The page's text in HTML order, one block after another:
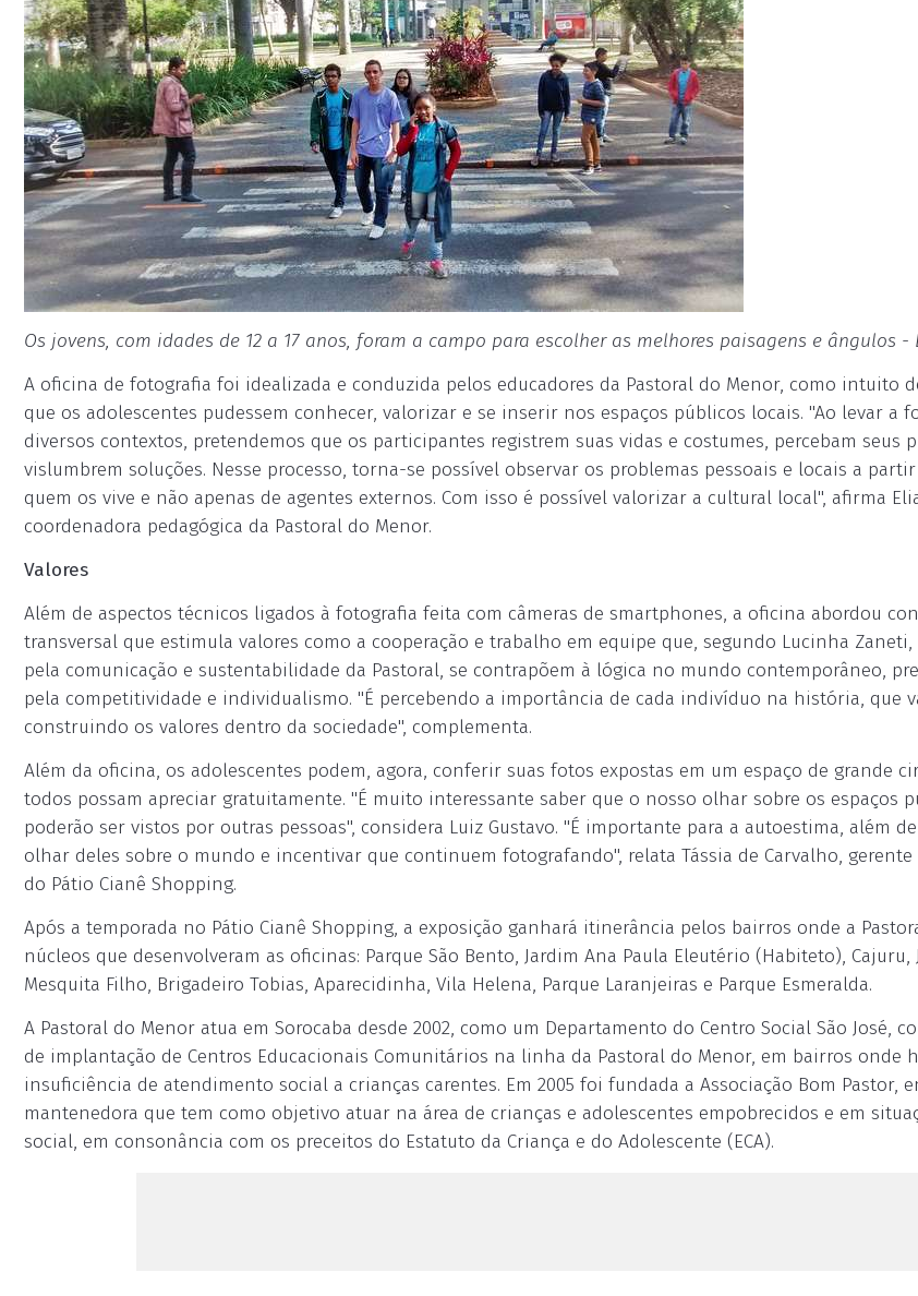
Os jovens, com idades de 12 a 17 anos, foram a campo para escolher as melhores paisagens e ângulos -
A oficina de fotografia foi idealizada e conduzida pelos educadores da Pastoral do Menor, como intuito
que os adolescentes pudessem conhecer, valorizar e se inserir nos espaços públicos locais. "Ao levar a
diversos contextos, pretendemos que os participantes registrem suas vidas e costumes, percebam seus
vislumbrem soluções. Nesse processo, torna-se possível observar os problemas pessoais e locais a
quem os vive e não apenas de agentes externos. Com isso é possível valorizar a cultural local", afirma
coordenadora pedagógica da Pastoral do Menor.
Valores
Além de aspectos técnicos ligados à fotografia feita com câmeras de smartphones, a oficina abordou
transversal que estimula valores como a cooperação e trabalho em equipe que, segundo Lucinha Zaneti,
pela comunicação e sustentabilidade da Pastoral, se contrapõem à lógica no mundo contemporâneo,
pela competitividade e individualismo. "É percebendo a importância de cada indivíduo na história, que
construindo os valores dentro da sociedade", complementa.
Além da oficina, os adolescentes podem, agora, conferir suas fotos expostas em um espaço de grande
todos possam apreciar gratuitamente. "É muito interessante saber que o nosso olhar sobre os espaços
poderão ser vistos por outras pessoas", considera Luiz Gustavo. "É importante para a autoestima, além
olhar deles sobre o mundo e incentivar que continuem fotografando", relata Tássia de Carvalho,
do Pátio Cianê Shopping.
Após a temporada no Pátio Cianê Shopping, a exposição ganhará itinerância pelos bairros onde a
núcleos que desenvolveram as oficinas: Parque São Bento, Jardim Ana Paula Eleutério (Habiteto), Cajuru,
Mesquita Filho, Brigadeiro Tobias, Aparecidinha, Vila Helena, Parque Laranjeiras e Parque Esmeralda.
A Pastoral do Menor atua em Sorocaba desde 2002, como um Departamento do Centro Social São José,
de implantação de Centros Educacionais Comunitários na linha da Pastoral do Menor, em bairros onde
insuficiência de atendimento social a crianças carentes. Em 2005 foi fundada a Associação Bom Pastor,
mantenedora que tem como objetivo atuar na área de crianças e adolescentes empobrecidos e em
social, em consonância com os preceitos do Estatuto da Criança e do Adolescente (ECA).